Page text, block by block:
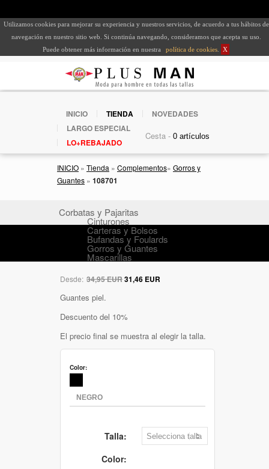
Utilizamos cookies para mejorar su experiencia y nuestros servicios, de acuerdo a tus hábitos de
navegación en nuestro sitio web. Si continúa navegando, consideramos que acepta su uso.
Puede obtener más información en nuestra
política de cookies X
INICIO TIENDA
NOVEDADES
LARGO ESPECIAL
LO+REBAJADO
Cesta -
INICIO » Tienda » Complementos» Gorros y
Guantes » 108701
Corbatas y Pajaritas
Cinturones
Carteras y Bolsos
Bufandas y Foulards
Gorros y Guantes
Mascarillas
Desde: 34,95 EUR31,46 EUR
Guantes piel.
Descuento del 10%
El precio final se muestra al elegir la talla.
Color:
Talla:
Color: